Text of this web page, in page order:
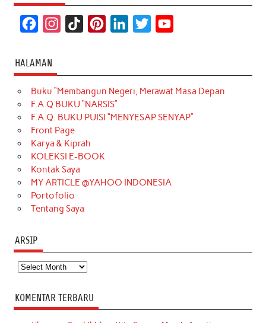
c
e
b
o
o
k
t
a
g
r
a
m
T
o
k
t
e
r
k
e
d
t
t
e
T
u
b
HALAMAN
Buku “Membangun Negeri, Merawat Masa Depan
F.A.Q BUKU “NARSIS”
F.A.Q. BUKU PUISI “MENYESAP SENYAP”
Front Page
Karya & Kiprah
KOLEKSI E-BOOK
Kontak Saya
MY ARTICLE @YAHOO INDONESIA
Portofolio
Tentang Saya
ARSIP
Arsip
KOMENTAR TERBARU